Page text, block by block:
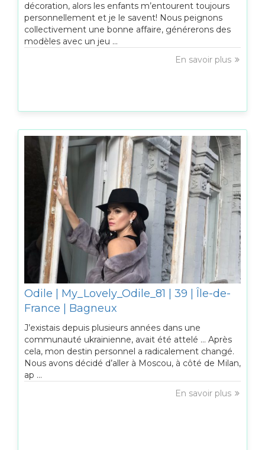
décoration, alors les enfants m’entourent toujours
personnellement et je le savent! Nous peignons
collectivement une bonne affaire, générerons des
modèles avec un jeu ...
En savoir plus
Odile | My_Lovely_Odile_81 | 39 | Île-de-
France | Bagneux
J’existais depuis plusieurs années dans une
communauté ukrainienne, avait été attelé … Après
cela, mon destin personnel a radicalement changé.
Nous avons décidé d’aller à Moscou, à côté de Milan,
ap ...
En savoir plus